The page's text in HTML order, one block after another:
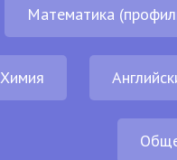
Математика
Химия